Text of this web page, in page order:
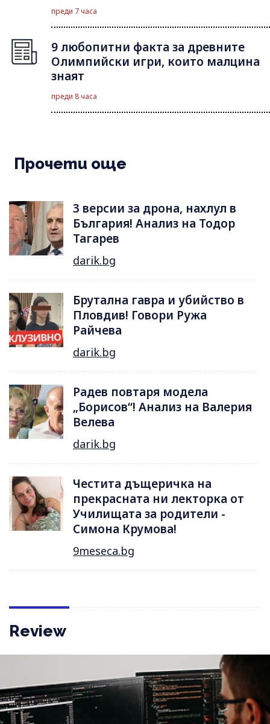
преди 7 часа
9 любопитни факта за древните
Олимпийски игри, които малцина
знаят
преди 8 часа
Прочети още
3 версии за дрона, нахлул в
България! Анализ на Тодор
Тагарев
darik.bg
Брутална гавра и убийство в
Пловдив! Говори Ружа
Райчева
darik.bg
Радев повтаря модела
„Борисов“! Анализ на Валерия
Велева
darik.bg
Честита дъщеричка на
прекрасната ни лекторка от
Училищата за родители -
Симона Крумова!
9meseca.bg
Review